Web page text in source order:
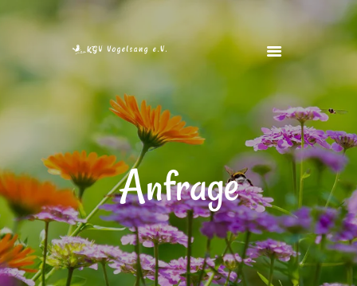
Anfrage
STARTSEITE
VEREIN
VEREINSHEIM
FOTOS
FREIE GÄRTEN
KONTAKT